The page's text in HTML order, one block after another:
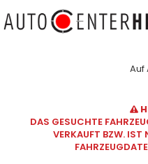
Auf
DAS GESUCHTE
VERKAUFT BZW. IST